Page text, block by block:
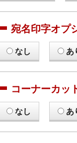
宛名印字オプ
なし あ
コーナーカッ
なし あ